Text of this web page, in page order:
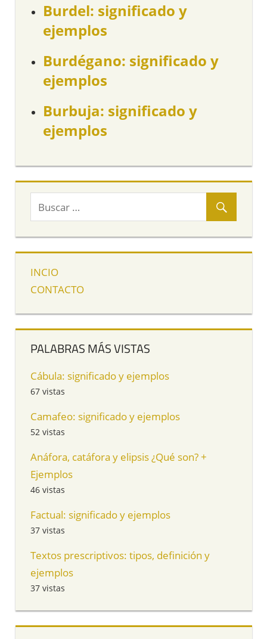
Burdel: significado y
ejemplos
Burdégano: significado y
ejemplos
Burbuja: significado y
ejemplos
INCIO
CONTACTO
PALABRAS MÁS VISTAS
Cábula: significado y ejemplos
67 vistas
Camafeo: significado y ejemplos
52 vistas
Anáfora, catáfora y elipsis ¿Qué son? +
Ejemplos
46 vistas
Factual: significado y ejemplos
37 vistas
Textos prescriptivos: tipos, definición y
ejemplos
37 vistas